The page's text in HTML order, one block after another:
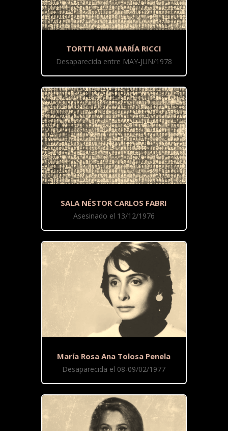
TORTTI ANA MARÍA RICCI
Desaparecida entre MAY-JUN/1978
SALA NÉSTOR CARLOS FABRI
Asesinado el 13/12/1976
María Rosa Ana Tolosa Penela
Desaparecida el 08-09/02/1977